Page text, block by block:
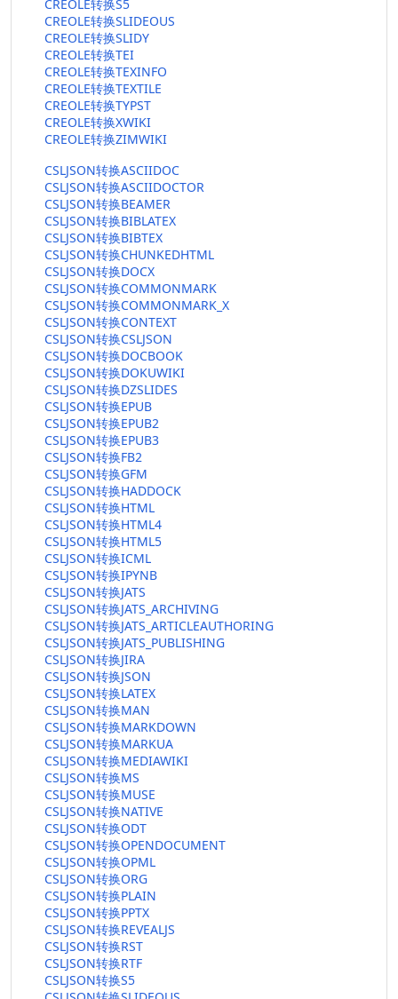
CREOLE转换S5
CREOLE转换SLIDEOUS
CREOLE转换SLIDY
CREOLE转换TEI
CREOLE转换TEXINFO
CREOLE转换TEXTILE
CREOLE转换TYPST
CREOLE转换XWIKI
CREOLE转换ZIMWIKI
CSLJSON转换ASCIIDOC
CSLJSON转换ASCIIDOCTOR
CSLJSON转换BEAMER
CSLJSON转换BIBLATEX
CSLJSON转换BIBTEX
CSLJSON转换CHUNKEDHTML
CSLJSON转换DOCX
CSLJSON转换COMMONMARK
CSLJSON转换COMMONMARK_X
CSLJSON转换CONTEXT
CSLJSON转换CSLJSON
CSLJSON转换DOCBOOK
CSLJSON转换DOKUWIKI
CSLJSON转换DZSLIDES
CSLJSON转换EPUB
CSLJSON转换EPUB2
CSLJSON转换EPUB3
CSLJSON转换FB2
CSLJSON转换GFM
CSLJSON转换HADDOCK
CSLJSON转换HTML
CSLJSON转换HTML4
CSLJSON转换HTML5
CSLJSON转换ICML
CSLJSON转换IPYNB
CSLJSON转换JATS
CSLJSON转换JATS_ARCHIVING
CSLJSON转换JATS_ARTICLEAUTHORING
CSLJSON转换JATS_PUBLISHING
CSLJSON转换JIRA
CSLJSON转换JSON
CSLJSON转换LATEX
CSLJSON转换MAN
CSLJSON转换MARKDOWN
CSLJSON转换MARKUA
CSLJSON转换MEDIAWIKI
CSLJSON转换MS
CSLJSON转换MUSE
CSLJSON转换NATIVE
CSLJSON转换ODT
CSLJSON转换OPENDOCUMENT
CSLJSON转换OPML
CSLJSON转换ORG
CSLJSON转换PLAIN
CSLJSON转换PPTX
CSLJSON转换REVEALJS
CSLJSON转换RST
CSLJSON转换RTF
CSLJSON转换S5